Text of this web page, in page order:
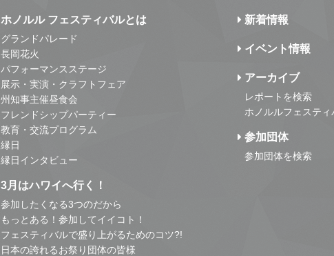
ホノルル フェスティバルとは
グランドパレード
長岡花火
パフォーマンスステージ
展示・実演・クラフトフェア
州知事主催昼食会
フレンドシップパーティー
教育・交流プログラム
縁日
縁日インタビュー
3月はハワイへ行く！
参加したくなる3つのだから
もっとある！参加してイイコト！
フェスティバルで盛り上がるためのコツ?!
日本の誇れるお祭り団体の皆様
新着情報
イベント情報
アーカイブ
レポートを検索
ホノルルフェスティ
参加団体
参加団体を検索